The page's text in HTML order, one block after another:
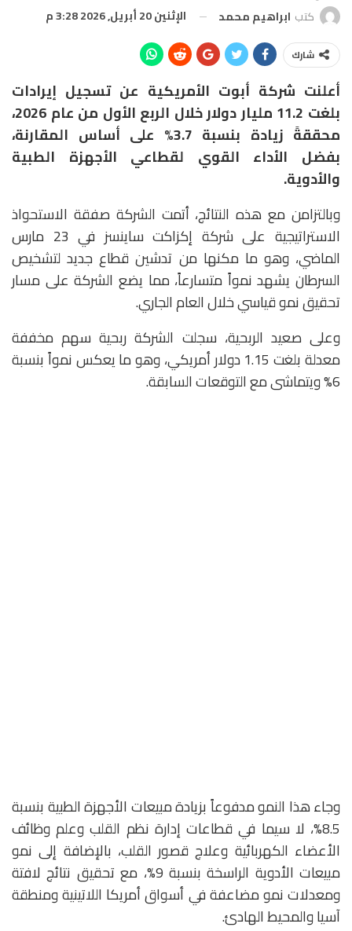
كتب ابراهيم محمد الإثنين 20 أبريل, 2026 3:28 م
شارك
أعلنت شركة أبوت الأمريكية عن تسجيل إيرادات
بلغت 11.2 مليار دولار خلال الربع الأول من عام 2026،
محققةً زيادة بنسبة 3.7% على أساس المقارنة،
بفضل الأداء القوي لقطاعي الأجهزة الطبية
والأدوية.
وبالتزامن مع هذه النتائج، أتمت الشركة صفقة الاستحواذ
الاستراتيجية على شركة إكزاكت ساينسز في 23 مارس
الماضي، وهو ما مكنها من تدشين قطاع جديد لتشخيص
السرطان يشهد نمواً متسارعاً، مما يضع الشركة على مسار
تحقيق نمو قياسي خلال العام الجاري.
وعلى صعيد الربحية، سجلت الشركة ربحية سهم مخففة
معدلة بلغت 1.15 دولار أمريكي، وهو ما يعكس نمواً بنسبة
6% ويتماشى مع التوقعات السابقة.
وجاء هذا النمو مدفوعاً بزيادة مبيعات الأجهزة الطبية بنسبة
8.5%، لا سيما في قطاعات إدارة نظم القلب وعلم وظائف
الأعضاء الكهربائية وعلاج قصور القلب، بالإضافة إلى نمو
مبيعات الأدوية الراسخة بنسبة 9%، مع تحقيق نتائج لافتة
ومعدلات نمو مضاعفة في أسواق أمريكا اللاتينية ومنطقة
آسيا والمحيط الهادئ.